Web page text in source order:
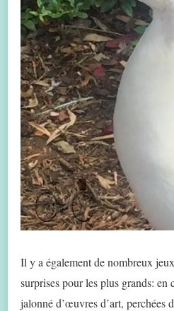
Il y a également de nombreux
surprises pour les plus grands: en
jalonné d’œuvres d’art, perchées